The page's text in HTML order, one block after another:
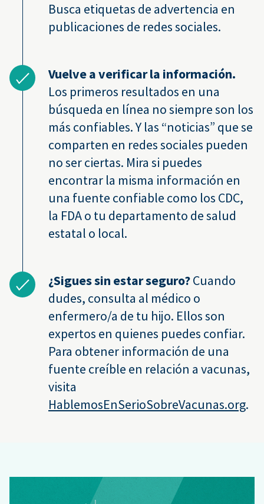
Busca etiquetas de advertencia en
publicaciones de redes sociales.
Vuelve a verificar la información.
Los primeros resultados en una
búsqueda en línea no siempre son los
más confiables. Y las “noticias” que se
comparten en redes sociales pueden
no ser ciertas. Mira si puedes
encontrar la misma información en
una fuente confiable como los CDC,
la FDA o tu departamento de salud
estatal o local.
¿Sigues sin estar seguro?Cuando
dudes, consulta al médico o
enfermero/a de tu hijo. Ellos son
expertos en quienes puedes confiar.
Para obtener información de una
fuente creíble en relación a vacunas,
visita
HablemosEnSerioSobreVacunas.org.